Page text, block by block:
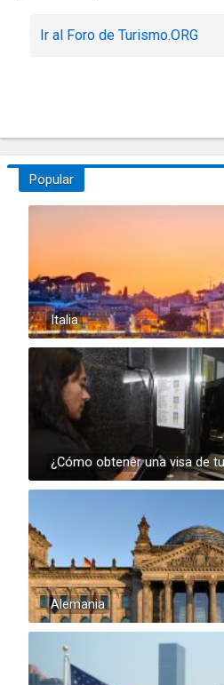
Ir al Foro de Turismo.ORG
Popular
Italia
¿Cómo obtener una visa de
Alemania